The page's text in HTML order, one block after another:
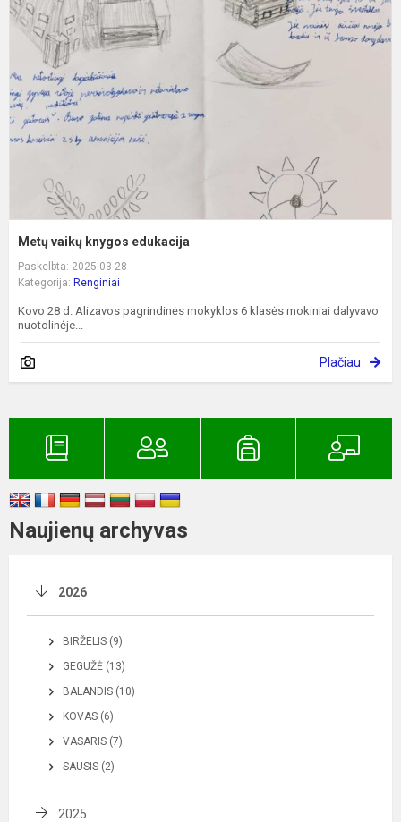
Metų vaikų knygos edukacija
Paskelbta: 2025-03-28
Kategorija: Renginiai
Kovo 28 d. Alizavos pagrindinės mokyklos 6 klasės mokiniai dalyvavo
nuotolinėje...
Plačiau
Naujienų archyvas
2026
BIRŽELIS (9)
GEGUŽĖ (13)
BALANDIS (10)
KOVAS (6)
VASARIS (7)
SAUSIS (2)
2025